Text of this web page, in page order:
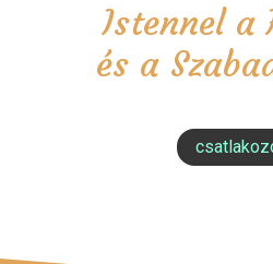
Istennel a
és a